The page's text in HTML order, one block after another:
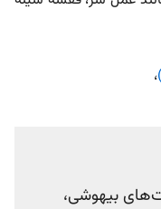
،
بیهوشی،